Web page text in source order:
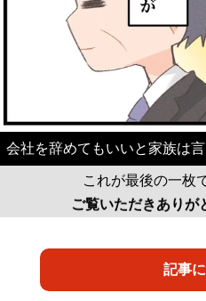
会社を辞めてもいいと家族は
これが最後の一枚
ご覧いただきありが
記事